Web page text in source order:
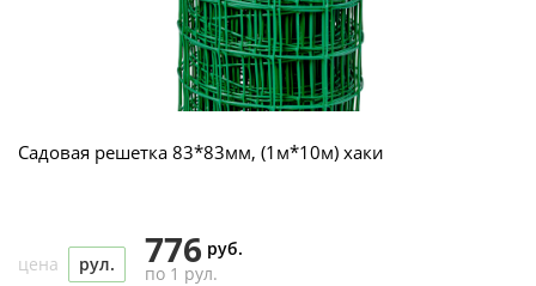
Садовая решетка 83*83мм, (1м*10м) хаки
цена рул. 776 руб.
по 1 рул.